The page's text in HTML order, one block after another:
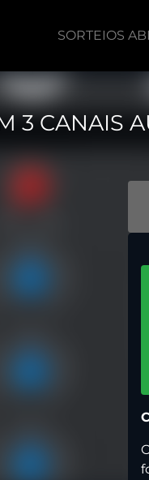
SORTEIOS
3 CANAIS